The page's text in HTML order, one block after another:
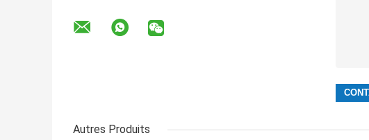
Autres Produits